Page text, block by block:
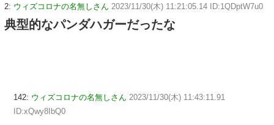
2: ウィズコロナの名無しさん 2023/11/30(木) 11:21:05.14 ID:1QDptW7u0
典型的なパンダハガーだったな
142: ウィズコロナの名無しさん 2023/11/30(木) 11:43:11.91
ID:xQwy8IbQ0